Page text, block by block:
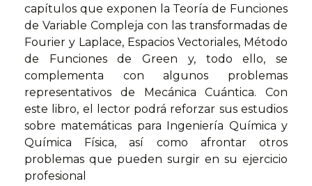
capítulos que exponen la Teoría de Funciones
de Variable Compleja con las transformadas de
Fourier y Laplace, Espacios Vectoriales, Método
de Funciones de Green y, todo ello, se
complementa con algunos problemas
representativos de Mecánica Cuántica. Con
este libro, el lector podrá reforzar sus estudios
sobre matemáticas para Ingeniería Química y
Química Física, así como afrontar otros
problemas que pueden surgir en su ejercicio
profesional